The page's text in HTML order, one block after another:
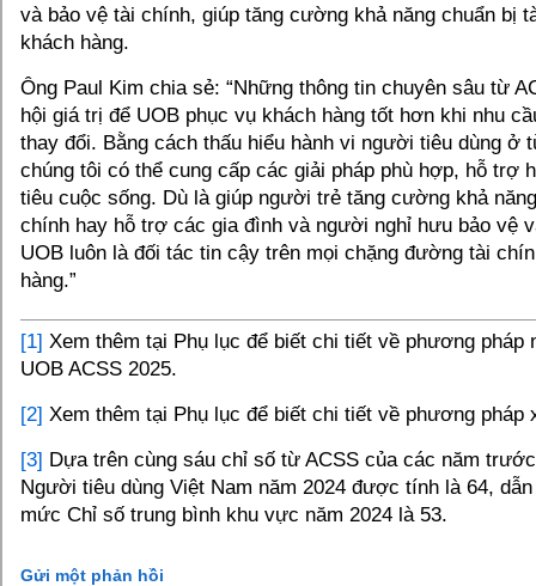
và bảo vệ tài chính, giúp tăng cường khả năng chuẩn bị
khách hàng.
Ông Paul Kim chia sẻ: “Những thông tin chuyên sâu từ
hội giá trị để UOB phục vụ khách hàng tốt hơn khi nhu
thay đổi. Bằng cách thấu hiểu hành vi người tiêu dùng ở
chúng tôi có thể cung cấp các giải pháp phù hợp, hỗ trợ
tiêu cuộc sống. Dù là giúp người trẻ tăng cường khả
chính hay hỗ trợ các gia đình và người nghỉ hưu bảo vệ
UOB luôn là đối tác tin cậy trên mọi chặng đường tài
hàng.”
[1] Xem thêm tại Phụ lục để biết chi tiết về phương pháp
UOB ACSS 2025.
[2] Xem thêm tại Phụ lục để biết chi tiết về phương pháp
[3] Dựa trên cùng sáu chỉ số từ ACSS của các năm
Người tiêu dùng Việt Nam năm 2024 được tính là 64,
mức Chỉ số trung bình khu vực năm 2024 là 53.
Gửi một phản hồi